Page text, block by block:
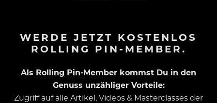
WERDE JETZT KOSTENLOS
ROLLING PIN-MEMBER.
Als Rolling Pin-Member kommst Du in den
Genuss unzähliger Vorteile:
Zugriff auf alle Artikel, Videos & Masterclasses der